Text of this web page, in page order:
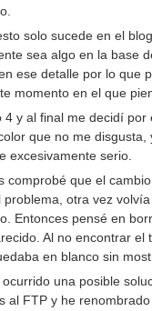
solo sucede en el
sea algo en la base
ese detalle por lo que
momento en el que
4 y al final me decidí
que no me
excesivamente serio.
comprobé que el
otra vez
Entonces pensé en
Al no encontrar
en blanco sin
una posible
al FTP y he